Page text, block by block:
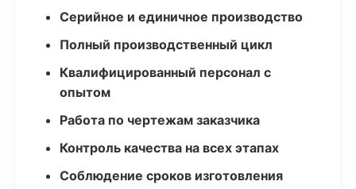
Серийное и единичное производство
Полный производственный цикл
Квалифицированный персонал с
опытом
Работа по чертежам заказчика
Контроль качества на всех этапах
Соблюдение сроков изготовления